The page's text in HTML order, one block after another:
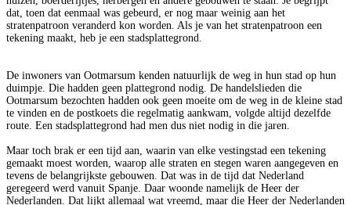
dat, toen dat eenmaal was gebeurd, er nog maar weinig aan het
stratenpatroon veranderd kon worden. Als je van het stratenpatroon een
tekening maakt, heb je een stadsplattegrond.
De inwoners van Ootmarsum kenden natuurlijk de weg in hun stad op hun
duimpje. Die hadden geen plattegrond nodig. De handelslieden die
Ootmarsum bezochten hadden ook geen moeite om de weg in de kleine stad
te vinden en de postkoets die regelmatig aankwam, volgde altijd dezelfde
route. Een stadsplattegrond had men dus niet nodig in die jaren.
Maar toch brak er een tijd aan, waarin van elke vestingstad een tekening
gemaakt moest worden, waarop alle straten en stegen waren aangegeven en
tevens de belangrijkste gebouwen. Dat was in de tijd dat Nederland
geregeerd werd vanuit Spanje. Daar woonde namelijk de Heer der
Nederlanden. Dat lijkt allemaal wat vreemd, maar die Heer der Nederlanden